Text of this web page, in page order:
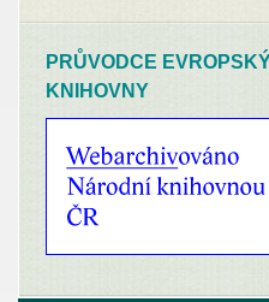
PRŮVODCE
KNIHOVNY